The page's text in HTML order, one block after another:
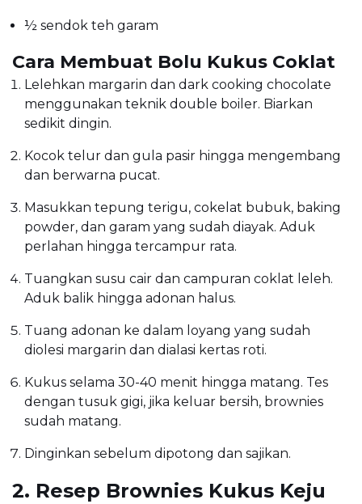
½ sendok teh garam
Cara Membuat Bolu Kukus Coklat
Lelehkan margarin dan dark cooking chocolate
menggunakan teknik double boiler. Biarkan
sedikit dingin.
Kocok telur dan gula pasir hingga mengembang
dan berwarna pucat.
Masukkan tepung terigu, cokelat bubuk, baking
powder, dan garam yang sudah diayak. Aduk
perlahan hingga tercampur rata.
Tuangkan susu cair dan campuran coklat leleh.
Aduk balik hingga adonan halus.
Tuang adonan ke dalam loyang yang sudah
diolesi margarin dan dialasi kertas roti.
Kukus selama 30-40 menit hingga matang. Tes
dengan tusuk gigi, jika keluar bersih, brownies
sudah matang.
Dinginkan sebelum dipotong dan sajikan.
2. Resep Brownies Kukus Keju